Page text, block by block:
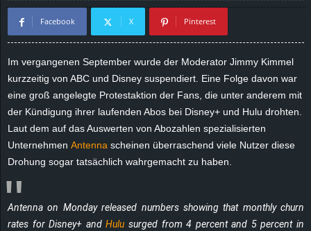
Facebook X Pinterest
Im vergangenen September wurde der Moderator Jimmy Kimmel
kurzzeitig von ABC und Disney suspendiert. Eine Folge davon war
eine groß angelegte Protestaktion der Fans, die unter anderem mit
der Kündigung ihrer laufenden Abos bei Disney+ und Hulu drohten.
Laut dem auf das Auswerten von Abozahlen spezialisierten
Unternehmen Antenna scheinen überraschend viele Nutzer diese
Drohung sogar tatsächlich wahrgemacht zu haben.
Antenna on Monday released numbers showing that monthly churn
rates for Disney+ andHulu surged from 4 percent and 5 percent in